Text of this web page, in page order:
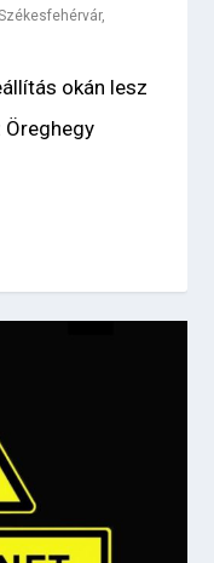
,
okán lesz